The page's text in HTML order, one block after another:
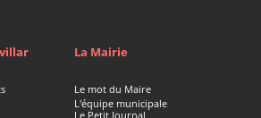
La Mairie
Le mot du Maire
L'équipe municipale
Le Petit Journal